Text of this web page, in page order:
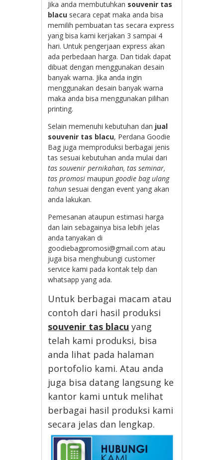
Jika anda membutuhkan souvenir tas
blacu secara cepat maka anda bisa
memilih pembuatan tas secara express
yang bisa kami kerjakan 3 sampai 4
hari. Untuk pengerjaan express akan
ada perbedaan harga. Dan tidak dapat
dibuat dengan menggunakan desain
banyak warna. Jika anda ingin
menggunakan desain banyak warna
maka anda bisa menggunakan pilihan
printing.
Selain memenuhi kebutuhan dan jual
souvenir tas blacu, Perdana Goodie
Bag juga memproduksi berbagai jenis
tas sesuai kebutuhan anda mulai dari
tas souvenir pernikahan, tas seminar,
tas promosi maupun goodie bag ulang
tahun sesuai dengan event yang akan
anda lakukan.
Pemesanan ataupun estimasi harga
dan lain sebagainya bisa lebih jelas
anda tanyakan di
goodiebagpromosi@gmail.com atau
juga bisa menghubungi customer
service kami pada kontak telp dan
whatsapp yang ada.
Untuk berbagai macam atau
contoh dari hasil produksi
souvenir tas blacu yang
telah kami produksi, bisa
anda lihat pada halaman
portofolio kami. Atau anda
juga bisa datang langsung ke
kantor kami untuk melihat
berbagai hasil produksi kami
secara jelas dan lengkap.